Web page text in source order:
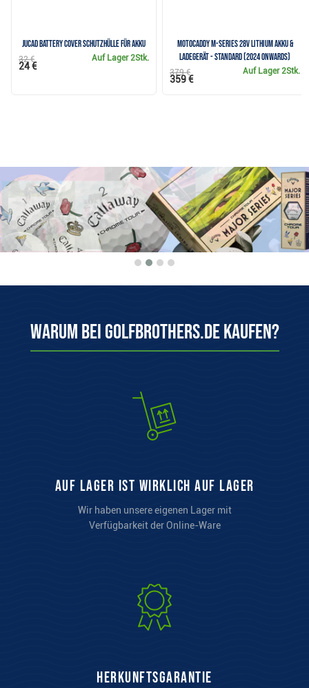
JuCad Battery Cover Schutzhülle für Akku
Auf Lager2Stk.
32 €
24 €
Motocaddy M-Series 28V Lithium Akku &
Ladegerät - Standard (2024 onwards)
Auf Lager2Stk.
379 €
359 €
Warum bei Golfbrothers.de kaufen?
auf Lager ist wirklich auf Lager
Wir haben unsere eigenen Lager mit
Verfügbarkeit der Online-Ware
Herkunftsgarantie